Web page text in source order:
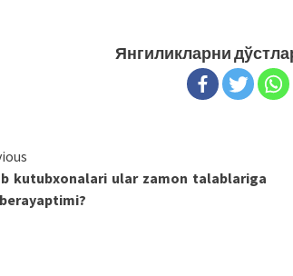
Янгиликларни
kutubxonalari ular zamon talablariga